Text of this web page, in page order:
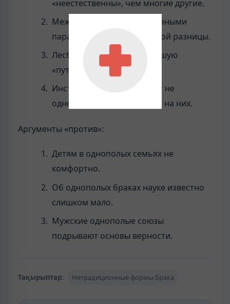
«неестественны», чем многие другие.
Между однополыми и обычными
парами нет психологической разницы.
Лесбиянки дают детям лучшую
«путевку в жизнь».
Институт брака подрывают не
однополые браки, а запрет на них.
Аргументы «против»:
Детям в однополых семьях не
комфортно.
Об однополых браках науке известно
слишком мало.
Мужские однополые союзы
подрывают основы верности.
Тақырыптар: Нетрадиционные формы брака